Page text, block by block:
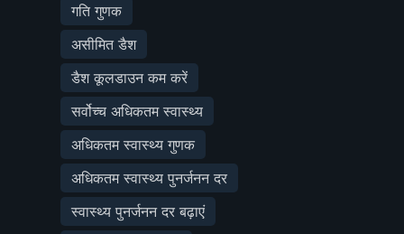
गति गुणक
असीमित डैश
डैश कूलडाउन कम करें
सर्वोच्च अधिकतम स्वास्थ्य
अधिकतम स्वास्थ्य गुणक
अधिकतम स्वास्थ्य पुनर्जनन दर
स्वास्थ्य पुनर्जनन दर बढ़ाएं